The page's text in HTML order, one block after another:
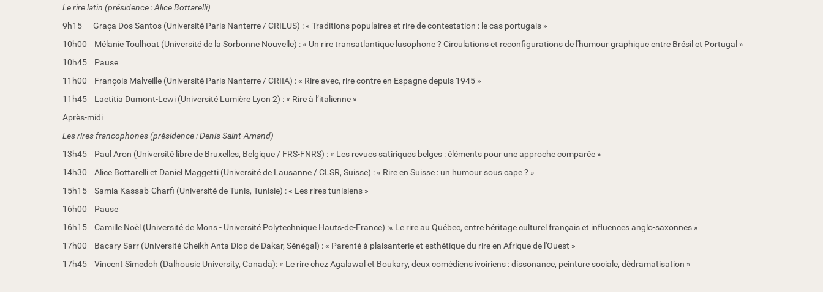
d
-
r
r
e
o
l
o
q
e
e
s
o
r
Le rire latin (présidence : Alice Bottarelli)
9h15 Graça Dos Santos (Université Paris Nanterre / CRILUS) : « Traditions populaires et rire de contestation : le cas portugais »
10h00 Mélanie Toulhoat (Université de la Sorbonne Nouvelle) : « Un rire transatlantique lusophone ? Circulations et reconfigurations de l'humour graphique entre Brésil et Portugal »
10h45 Pause
11h00 François Malveille (Université Paris Nanterre / CRIIA) : « Rire avec, rire contre en Espagne depuis 1945 »
11h45 Laetitia Dumont-Lewi (Université Lumière Lyon 2) : « Rire à l’italienne »
Après-midi
Les rires francophones (présidence : Denis Saint-Amand)
13h45 Paul Aron (Université libre de Bruxelles, Belgique / FRS-FNRS) : « Les revues satiriques belges : éléments pour une approche comparée »
14h30 Alice Bottarelli et Daniel Maggetti (Université de Lausanne / CLSR, Suisse) : « Rire en Suisse : un humour sous cape ? »
15h15 Samia Kassab-Charfi (Université de Tunis, Tunisie) : « Les rires tunisiens »
16h00 Pause
16h15 Camille Noël (Université de Mons - Université Polytechnique Hauts-de-France) :« Le rire au Québec, entre héritage culturel français et influences anglo-saxonnes »
17h00 Bacary Sarr (Université Cheikh Anta Diop de Dakar, Sénégal) : « Parenté à plaisanterie et esthétique du rire en Afrique de l'Ouest »
17h45 Vincent Simedoh (Dalhousie University, Canada): « Le rire chez Agalawal et Boukary, deux comédiens ivoiriens : dissonance, peinture sociale, dédramatisation »